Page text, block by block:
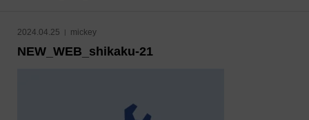
2024.04.25 mickey
NEW_WEB_shikaku-21